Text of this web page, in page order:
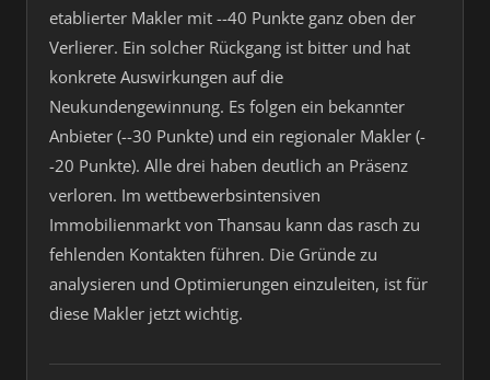
etablierter Makler mit --40 Punkte ganz oben der
Verlierer. Ein solcher Rückgang ist bitter und hat
konkrete Auswirkungen auf die
Neukundengewinnung. Es folgen ein bekannter
Anbieter (--30 Punkte) und ein regionaler Makler (-
-20 Punkte). Alle drei haben deutlich an Präsenz
verloren. Im wettbewerbsintensiven
Immobilienmarkt von Thansau kann das rasch zu
fehlenden Kontakten führen. Die Gründe zu
analysieren und Optimierungen einzuleiten, ist für
diese Makler jetzt wichtig.